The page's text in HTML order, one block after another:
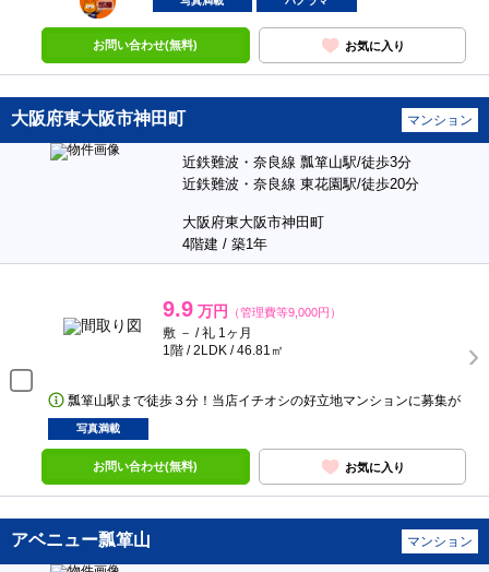
お問い合わせ(無料) お気に入り
大阪府東大阪市神田町 マンション
近鉄難波・奈良線 瓢箪山駅/徒歩3分
近鉄難波・奈良線 東花園駅/徒歩20分
大阪府東大阪市神田町
4階建 / 築1年
9.9 万円 （管理費等9,000円）
敷 － / 礼 1ヶ月
1階 / 2LDK / 46.81㎡
瓢箪山駅まで徒歩３分！当店イチオシの好立地マンションに募集が
写真満載
お問い合わせ(無料) お気に入り
アベニュー瓢箪山 マンション